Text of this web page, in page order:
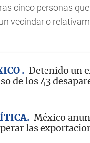
cinco personas
vecindario
Detenido un
de los 43
México
las